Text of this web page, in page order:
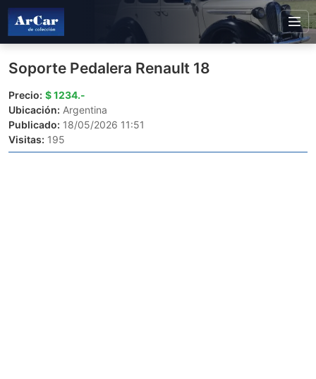
Soporte Pedalera Renault 18
Precio: $ 1234.-
Ubicación: Argentina
Publicado: 18/05/2026 11:51
Visitas: 195